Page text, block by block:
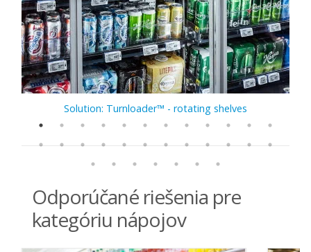
Solution: Turnloader™ - rotating shelves
Odporúčané riešenia pre
kategóriu nápojov